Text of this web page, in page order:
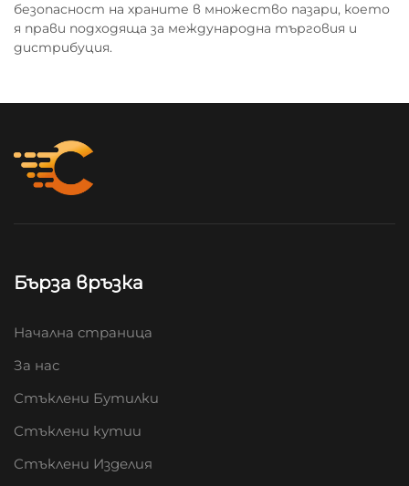
безопасност на храните в множество пазари, което
я прави подходяща за международна търговия и
дистрибуция.
Бърза връзка
Начална страница
За нас
Стъклени Бутилки
Стъклени кутии
Стъклени Изделия